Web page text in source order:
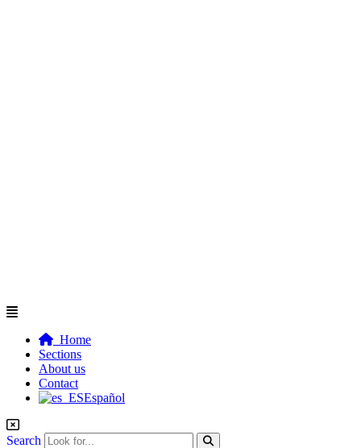
Flyout
Home
Sections
About us
Contact
Español
Search